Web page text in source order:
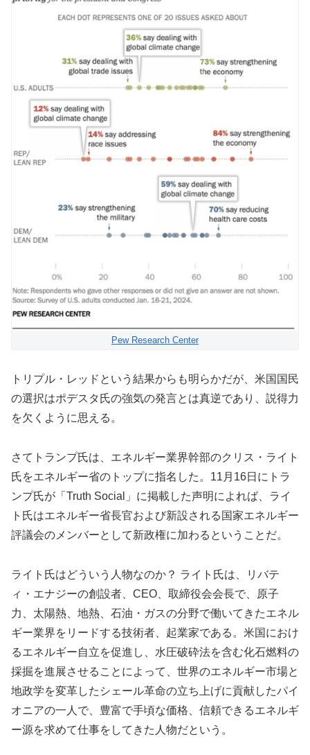
Pew Research Center
トリプル・レッドという結果からも明らかだが、米国国民
の選択はポデスタ氏の強気の発言とは真逆であり、説得力
を欠くように思える。
さてトランプ氏は、エネルギー業界幹部のクリス・ライト
氏をエネルギー省のトップに指名した。11月16日にトラ
ンプ氏が「Truth Social」に掲載した声明によれば、ライ
ト氏はエネルギー省長官および新設される国家エネルギー
評議会のメンバーとして新政権に加わるということだ。
ライト氏はどういう人物なのか？ ライト氏は、リバテ
ィ・エナジーの創設者、CEO、取締役会会長で、原子
力、太陽熱、地熱、石油・ガスの分野で働いてきたエネル
ギー業界をリードする技術者、起業家である。米国におけ
るエネルギー自立を促進し、水圧破砕法を含む化石燃料の
採掘を進展させることによって、世界のエネルギー市場と
地政学を変革したシェール革命の立ち上げに貢献したパイ
オニアの一人で、豊富で手頃な価格、信頼できるエネルギ
ー源を求めて仕事をしてきた人物だという。